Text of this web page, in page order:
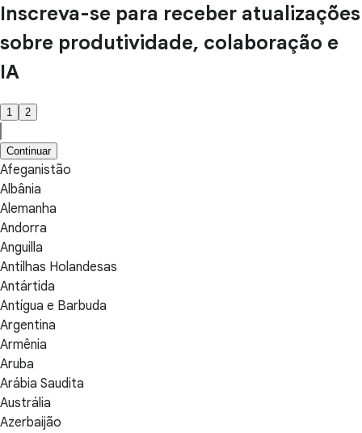
Inscreva-se para receber atualizações
sobre produtividade, colaboração e
IA
1 2
Continuar
Afeganistão
Albânia
Alemanha
Andorra
Anguilla
Antilhas Holandesas
Antártida
Antígua e Barbuda
Argentina
Armênia
Aruba
Arábia Saudita
Austrália
Azerbaijão